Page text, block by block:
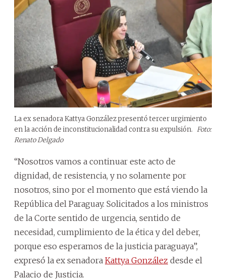
La ex senadora Kattya González presentó tercer urgimiento
en la acción de inconstitucionalidad contra su expulsión. Foto:
Renato Delgado
“Nosotros vamos a continuar este acto de
dignidad, de resistencia, y no solamente por
nosotros, sino por el momento que está viendo la
República del Paraguay. Solicitados a los ministros
de la Corte sentido de urgencia, sentido de
necesidad, cumplimiento de la ética y del deber,
porque eso esperamos de la justicia paraguaya”,
expresó la ex senadora Kattya González desde el
Palacio de Justicia.